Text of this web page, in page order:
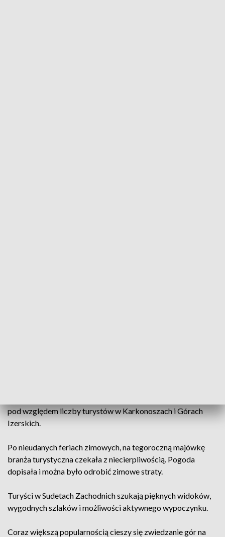
pod względem liczby turystów w Karkonoszach i Górach
Izerskich.
Po nieudanych feriach zimowych, na tegoroczną majówkę
branża turystyczna czekała z niecierpliwością. Pogoda
dopisała i można było odrobić zimowe straty.
Turyści w Sudetach Zachodnich szukają pięknych widoków,
wygodnych szlaków i możliwości aktywnego wypoczynku.
Coraz większą popularnością cieszy się zwiedzanie gór na